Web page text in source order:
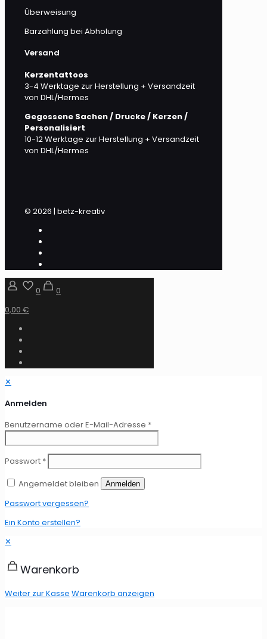
Überweisung
Barzahlung bei Abholung
Versand
Kerzentattoos
3-4 Werktage zur Herstellung + Versandzeit
von DHL/Hermes
Gegossene Sachen / Drucke / Kerzen /
Personalisiert
10-12 Werktage zur Herstellung + Versandzeit
von DHL/Hermes
© 2026 | betz-kreativ
0
0
0,00 €
✕
Anmelden
Benutzername oder E-Mail-Adresse *
Passwort *
Angemeldet bleiben
Anmelden
Passwort vergessen?
Ein Konto erstellen?
✕
Warenkorb
Weiter zur Kasse Warenkorb anzeigen